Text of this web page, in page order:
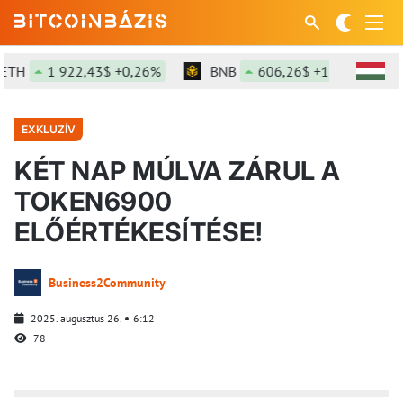
1 922,43$ +0,26% BNB 606,26$ +1,8% SOL
EXKLUZÍV
KÉT NAP MÚLVA ZÁRUL A
TOKEN6900
ELŐÉRTÉKESÍTÉSE!
Business2Community
2025. augusztus 26.
6:12
78